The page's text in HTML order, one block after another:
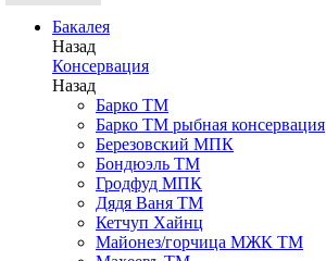
Бакалея
Назад
Консервация
Назад
Барко ТМ
Барко ТМ рыбная консервация
Березовский МПК
Бондюэль ТМ
Гродфуд МПК
Дядя Ваня ТМ
Кетчуп Хайнц
Майонез/горчица МЖК ТМ